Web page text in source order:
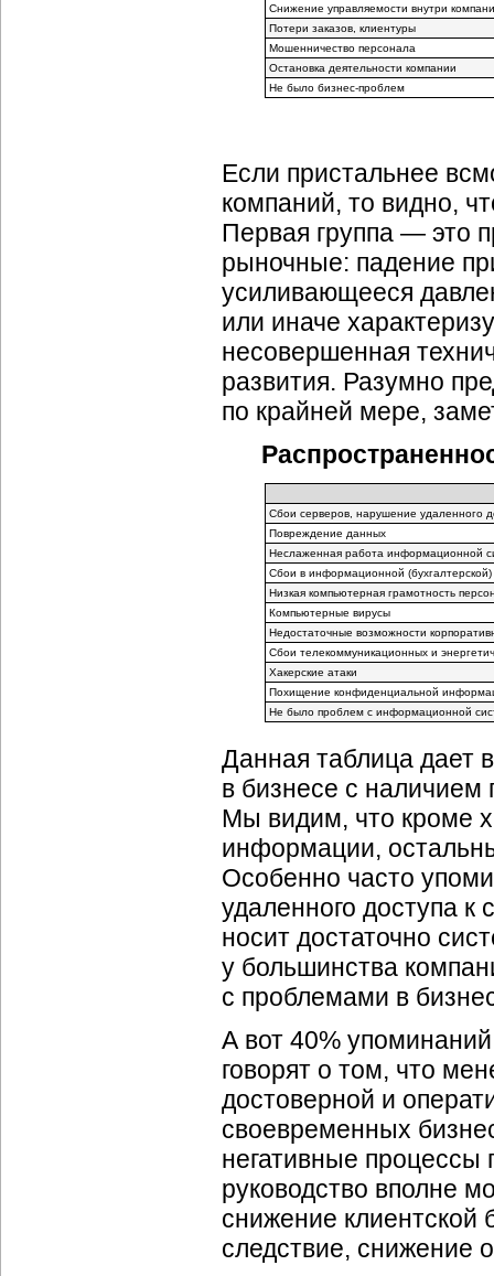
Снижение управляемости внутри
Потери заказов, клиентуры
Мошенничество персонала
Остановка деятельности компании
Не было бизнес-проблем
Если пристальнее
компаний, то видно,
Первая группа — это
рыночные: падение
усиливающееся
или иначе
несовершенная
развития. Разумно
по крайней мере,
Сбои серверов, нарушение удаленного
Повреждение данных
Неслаженная работа информационной
Сбои в информационной (бухгалтерской)
Низкая компьютерная грамотность
Компьютерные вирусы
Недостаточные возможности
Сбои телекоммуникационных и
Хакерские атаки
Похищение конфиденциальной
Не было проблем с информационной
Данная таблица дает
в бизнесе с
Мы видим, что кроме
информации,
Особенно часто
удаленного доступа
носит достаточно
у большинства
с проблемами в
А вот 40%
говорят о том, что
достоверной и
своевременных
негативные процессы
руководство вполне
снижение клиентской
следствие, снижение